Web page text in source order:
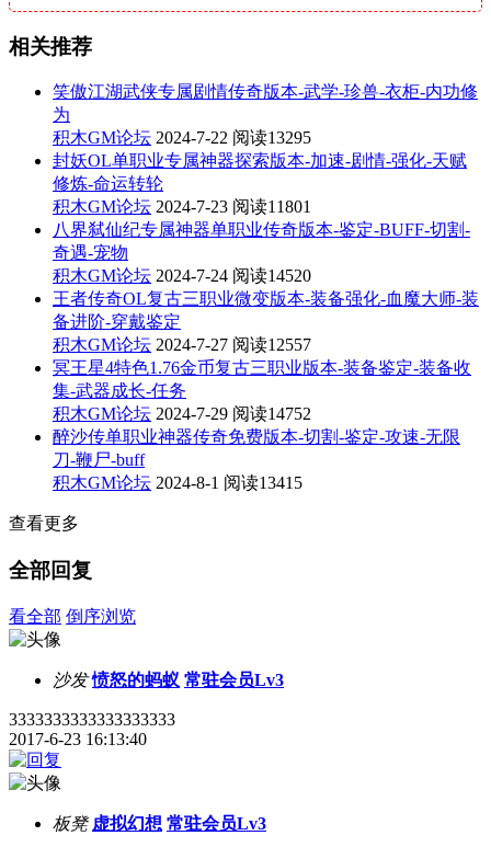
相关推荐
笑傲江湖武侠专属剧情传奇版本-武学-珍兽-衣柜-内功修
为
积木GM论坛 2024-7-22 阅读13295
封妖OL单职业专属神器探索版本-加速-剧情-强化-天赋
修炼-命运转轮
积木GM论坛 2024-7-23 阅读11801
八界弑仙纪专属神器单职业传奇版本-鉴定-BUFF-切割-
奇遇-宠物
积木GM论坛 2024-7-24 阅读14520
王者传奇OL复古三职业微变版本-装备强化-血魔大师-装
备进阶-穿戴鉴定
积木GM论坛 2024-7-27 阅读12557
冥王星4特色1.76金币复古三职业版本-装备鉴定-装备收
集-武器成长-任务
积木GM论坛 2024-7-29 阅读14752
醉沙传单职业神器传奇免费版本-切割-鉴定-攻速-无限
刀-鞭尸-buff
积木GM论坛 2024-8-1 阅读13415
查看更多
全部回复
看全部 倒序浏览
沙发 愤怒的蚂蚁 常驻会员Lv3
3333333333333333333
2017-6-23 16:13:40
板凳 虚拟幻想 常驻会员Lv3